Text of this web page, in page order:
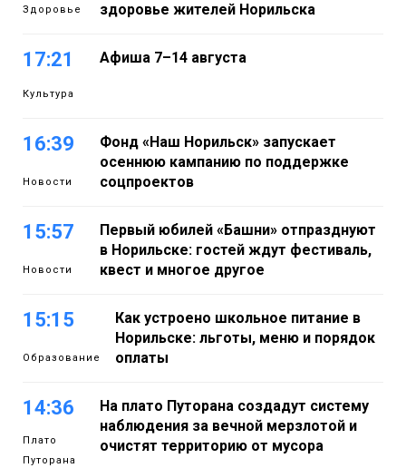
Здоровье
здоровье жителей Норильска
17:21
Культура
Афиша 7–14 августа
16:39
Новости
Фонд «Наш Норильск» запускает
осеннюю кампанию по поддержке
соцпроектов
15:57
Новости
Первый юбилей «Башни» отпразднуют
в Норильске: гостей ждут фестиваль,
квест и многое другое
15:15
Образование
Как устроено школьное питание в
Норильске: льготы, меню и порядок
оплаты
14:36
Плато
Путорана
На плато Путорана создадут систему
наблюдения за вечной мерзлотой и
очистят территорию от мусора